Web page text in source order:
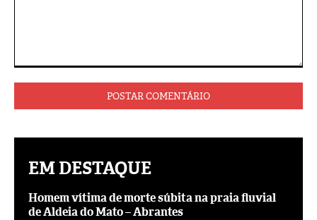
EM DESTAQUE
Homem vítima de morte súbita na praia fluvial
de Aldeia do Mato – Abrantes